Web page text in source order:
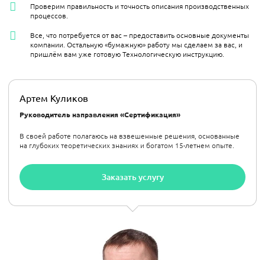
Артем Куликов
Руководитель направления «Сертификация»
В своей работе полагаюсь на взвешенные решения, основанные
на глубоких теоретических знаниях и богатом 15-летнем опыте.
Заказать услугу
Проверим правильность и точность описания производственных
процессов.
Все, что потребуется от вас – предоставить основные документы
компании. Остальную «бумажную» работу мы сделаем за вас, и
пришлём вам уже готовую Технологическую инструкцию.